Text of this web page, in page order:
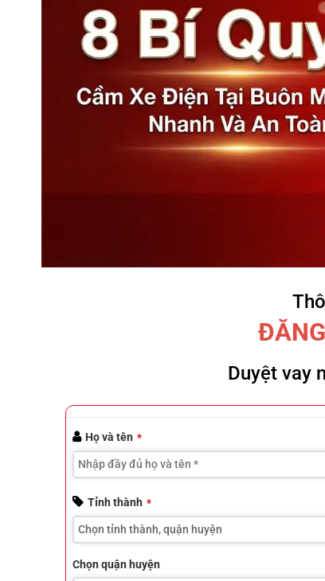
Duyệt vay
Họ và tên *
Tỉnh thành *
Chọn quận huyện